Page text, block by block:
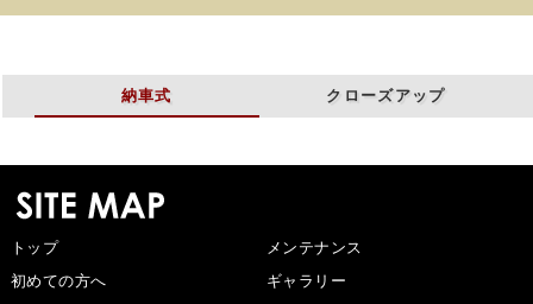
納車式 クローズアップ
トップ
初めての方へ
メンテナンス
ギャラリー